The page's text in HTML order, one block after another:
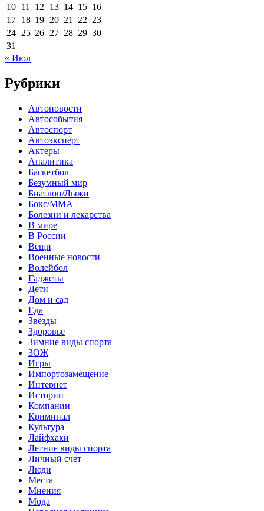
10 11 12 13 14 15 16
17 18 19 20 21 22 23
24 25 26 27 28 29 30
31
« Июл
Рубрики
Автоновости
Автособытия
Автоспорт
Автоэксперт
Актеры
Аналитика
Баскетбол
Безумный мир
Биатлон/Лыжи
Бокс/MMA
Болезни и лекарства
В мире
В России
Вещи
Военные новости
Волейбол
Гаджеты
Дети
Дом и сад
Еда
Звёзды
Здоровье
Зимние виды спорта
ЗОЖ
Игры
Импортозамещение
Интернет
Истории
Компании
Криминал
Культура
Лайфхаки
Летние виды спорта
Личный счет
Люди
Места
Мнения
Мода